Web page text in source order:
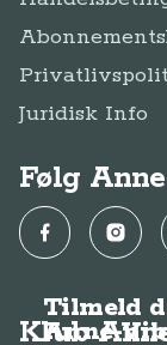
Juridisk Info
Følg
Facebook
Klub
Tilmeld
Anne-